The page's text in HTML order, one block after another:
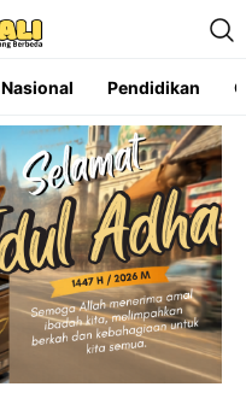
Nasional Pendidikan